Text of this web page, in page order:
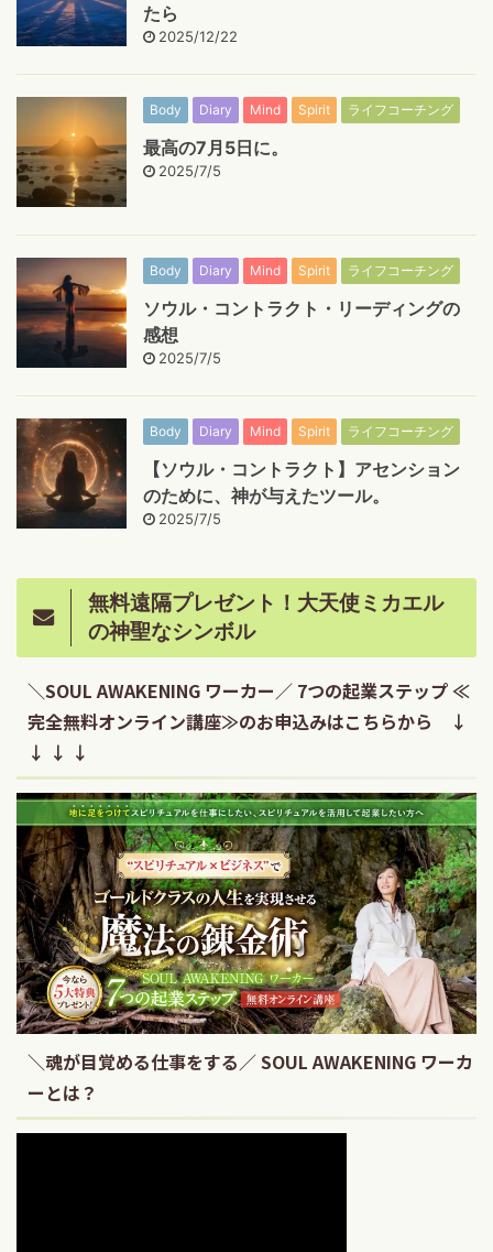
たら
2025/12/22
Body Diary Mind Spirit ライフコーチング
最高の7月5日に。
2025/7/5
Body Diary Mind Spirit ライフコーチング
ソウル・コントラクト・リーディングの
感想
2025/7/5
Body Diary Mind Spirit ライフコーチング
【ソウル・コントラクト】アセンション
のために、神が与えたツール。
2025/7/5
無料遠隔プレゼント！大天使ミカエル
の神聖なシンボル
＼SOUL AWAKENING ワーカー／ 7つの起業ステップ ≪
完全無料オンライン講座≫のお申込みはこちらから ↓
↓ ↓ ↓
＼魂が目覚める仕事をする／ SOUL AWAKENING ワーカ
ーとは？